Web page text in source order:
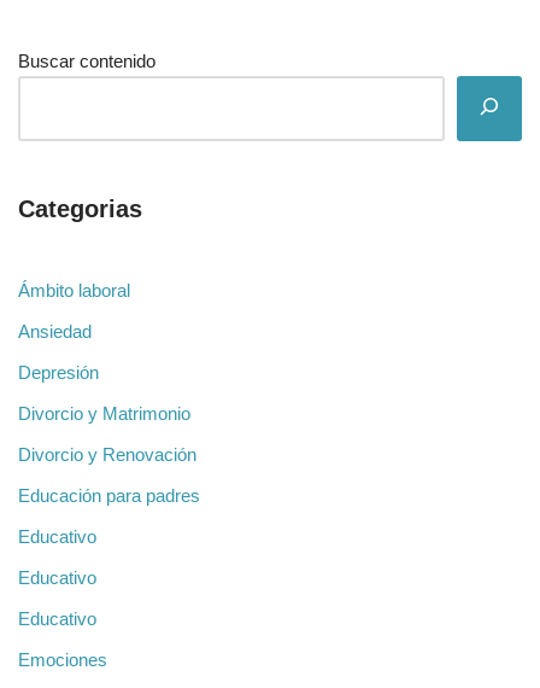
Buscar contenido
Categorias
Ámbito laboral
Ansiedad
Depresión
Divorcio y Matrimonio
Divorcio y Renovación
Educación para padres
Educativo
Educativo
Educativo
Emociones